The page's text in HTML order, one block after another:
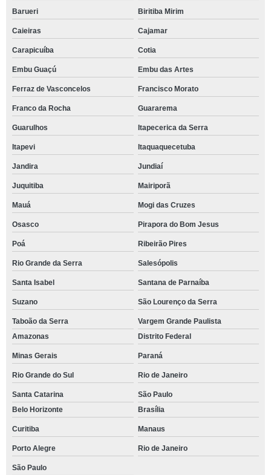
Barueri Biritiba Mirim
Caieiras Cajamar
Carapicuíba Cotia
Embu Guaçú Embu das Artes
Ferraz de Vasconcelos Francisco Morato
Franco da Rocha Guararema
Guarulhos Itapecerica da Serra
Itapevi Itaquaquecetuba
Jandira Jundiaí
Juquitiba Mairiporã
Mauá Mogi das Cruzes
Osasco Pirapora do Bom Jesus
Poá Ribeirão Pires
Rio Grande da Serra Salesópolis
Santa Isabel Santana de Parnaíba
Suzano São Lourenço da Serra
Taboão da Serra
Vargem Grande Paulista
Amazonas
Distrito Federal
Minas Gerais Paraná
Rio Grande do Sul Rio de Janeiro
Santa Catarina
São Paulo
Belo Horizonte
Brasília
Curitiba Manaus
Porto Alegre Rio de Janeiro
São Paulo